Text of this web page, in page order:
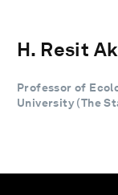
H. Resit
Professor of
University (The